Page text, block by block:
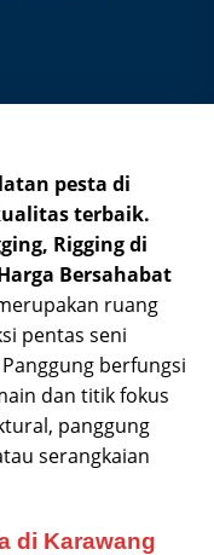
pesta di
terbaik.
Rigging di
Bersahabat
ruang
pentas seni
berfungsi
dan titik fokus
panggung
serangkaian
di Karawang